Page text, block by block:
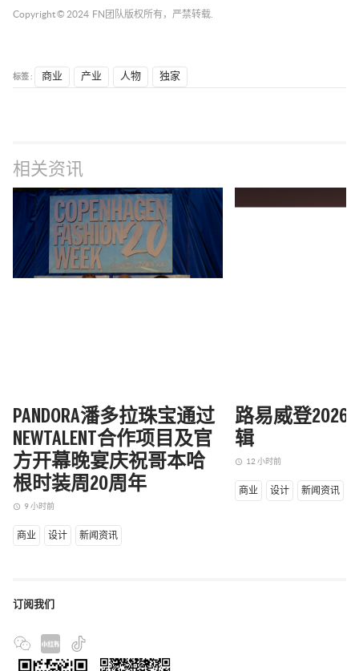
Copyright © 2024 FN团队 版权所有，严禁转载.
标签 : 商业 产业 人物 独家
相关资讯
PANDORA潘多拉珠宝通过
NEWTALENT合作项目及官
方开幕晚宴庆祝哥本哈
根时装周20周年
access_time 9 小时前
商业 设计 新闻资讯
路易威登2026
辑
access_time 12 小时前
商业 设计 新闻资讯
订阅我们